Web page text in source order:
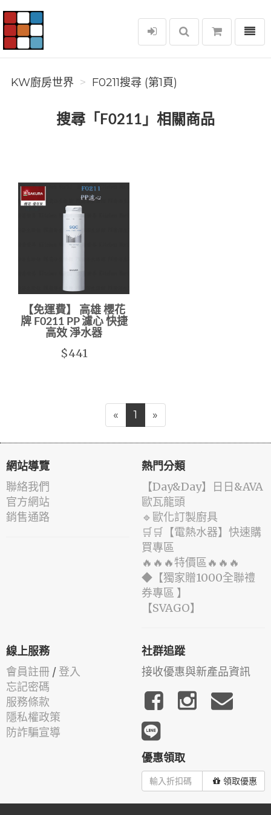
KW廚房世界
選單
KW廚房世界 F0211搜尋 (第1頁)
搜尋「F0211」相關商品
【免運費】 高雄 櫻花
牌 F0211 PP 濾心 快捷
高效 淨水器
$441
« 1 »
網站導覽
聯絡我們
官方網站
銷售通路
熱門分類
️【Day&Day】️日日&AVA
歐瓦龍頭
🔹歐化訂製廚具
🛒🛒【電熱水器】快速購
買專區
🔥🔥🔥特價區🔥🔥🔥
◆【獨家贈1000全聯禮
券專區 】
️【SVAGO】️
線上服務
會員註冊 / 登入
忘記密碼
服務條款
隱私權政策
防詐騙宣導
社群追蹤
接收優惠與新產品資訊
優惠領取
領取優惠